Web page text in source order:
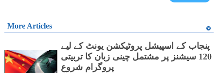
More Articles
پنجاب کے اسپیشل پروٹیکشن یونٹ کے لیے
120 سیشنز پر مشتمل چینی زبان کا تربیتی
پروگرام شروع